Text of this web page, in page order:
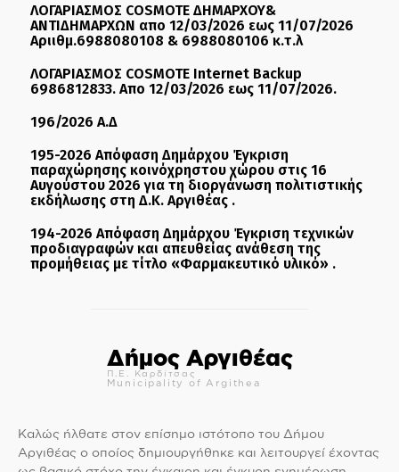
ΛΟΓΑΡΙΑΣΜΟΣ COSMOTE ΔΗΜΑΡΧΟΥ&
ΑΝΤΙΔΗΜΑΡΧΩΝ απο 12/03/2026 εως 11/07/2026
Αριιθμ.6988080108 & 6988080106 κ.τ.λ
ΛΟΓΑΡΙΑΣΜΟΣ COSMOTE Internet Backup
6986812833. Απο 12/03/2026 εως 11/07/2026.
196/2026 Α.Δ
195-2026 Απόφαση Δημάρχου Έγκριση
παραχώρησης κοινόχρηστου χώρου στις 16
Αυγούστου 2026 για τη διοργάνωση πολιτιστικής
εκδήλωσης στη Δ.Κ. Αργιθέας .
194-2026 Απόφαση Δημάρχου Έγκριση τεχνικών
προδιαγραφών και απευθείας ανάθεση της
προμήθειας με τίτλο «Φαρμακευτικό υλικό» .
Δήμος Αργιθέας
Π.Ε. Καρδίτσας
Municipality of Argithea
Καλώς ήλθατε στον επίσημο ιστότοπο του Δήμου
Αργιθέας ο οποίος δημιουργήθηκε και λειτουργεί έχοντας